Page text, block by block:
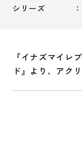
シリーズ
『イナズマイレ
ド』より、アク